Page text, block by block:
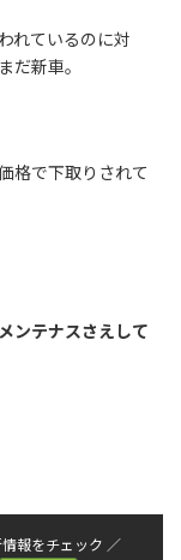
れているのに対
だ新車。
格で下取りされて
ンテナスさえして
報をチェック ／